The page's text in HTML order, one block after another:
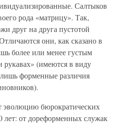
Салтыков
рода «матрицу». Так,
друг на друга пустотой
они, как сказано в
более или менее густым
рукавах» (имеются в виду
форменные различия
эволюцию бюрократических
лет: от дореформенных служак